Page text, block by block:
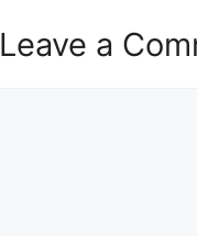
Leave a